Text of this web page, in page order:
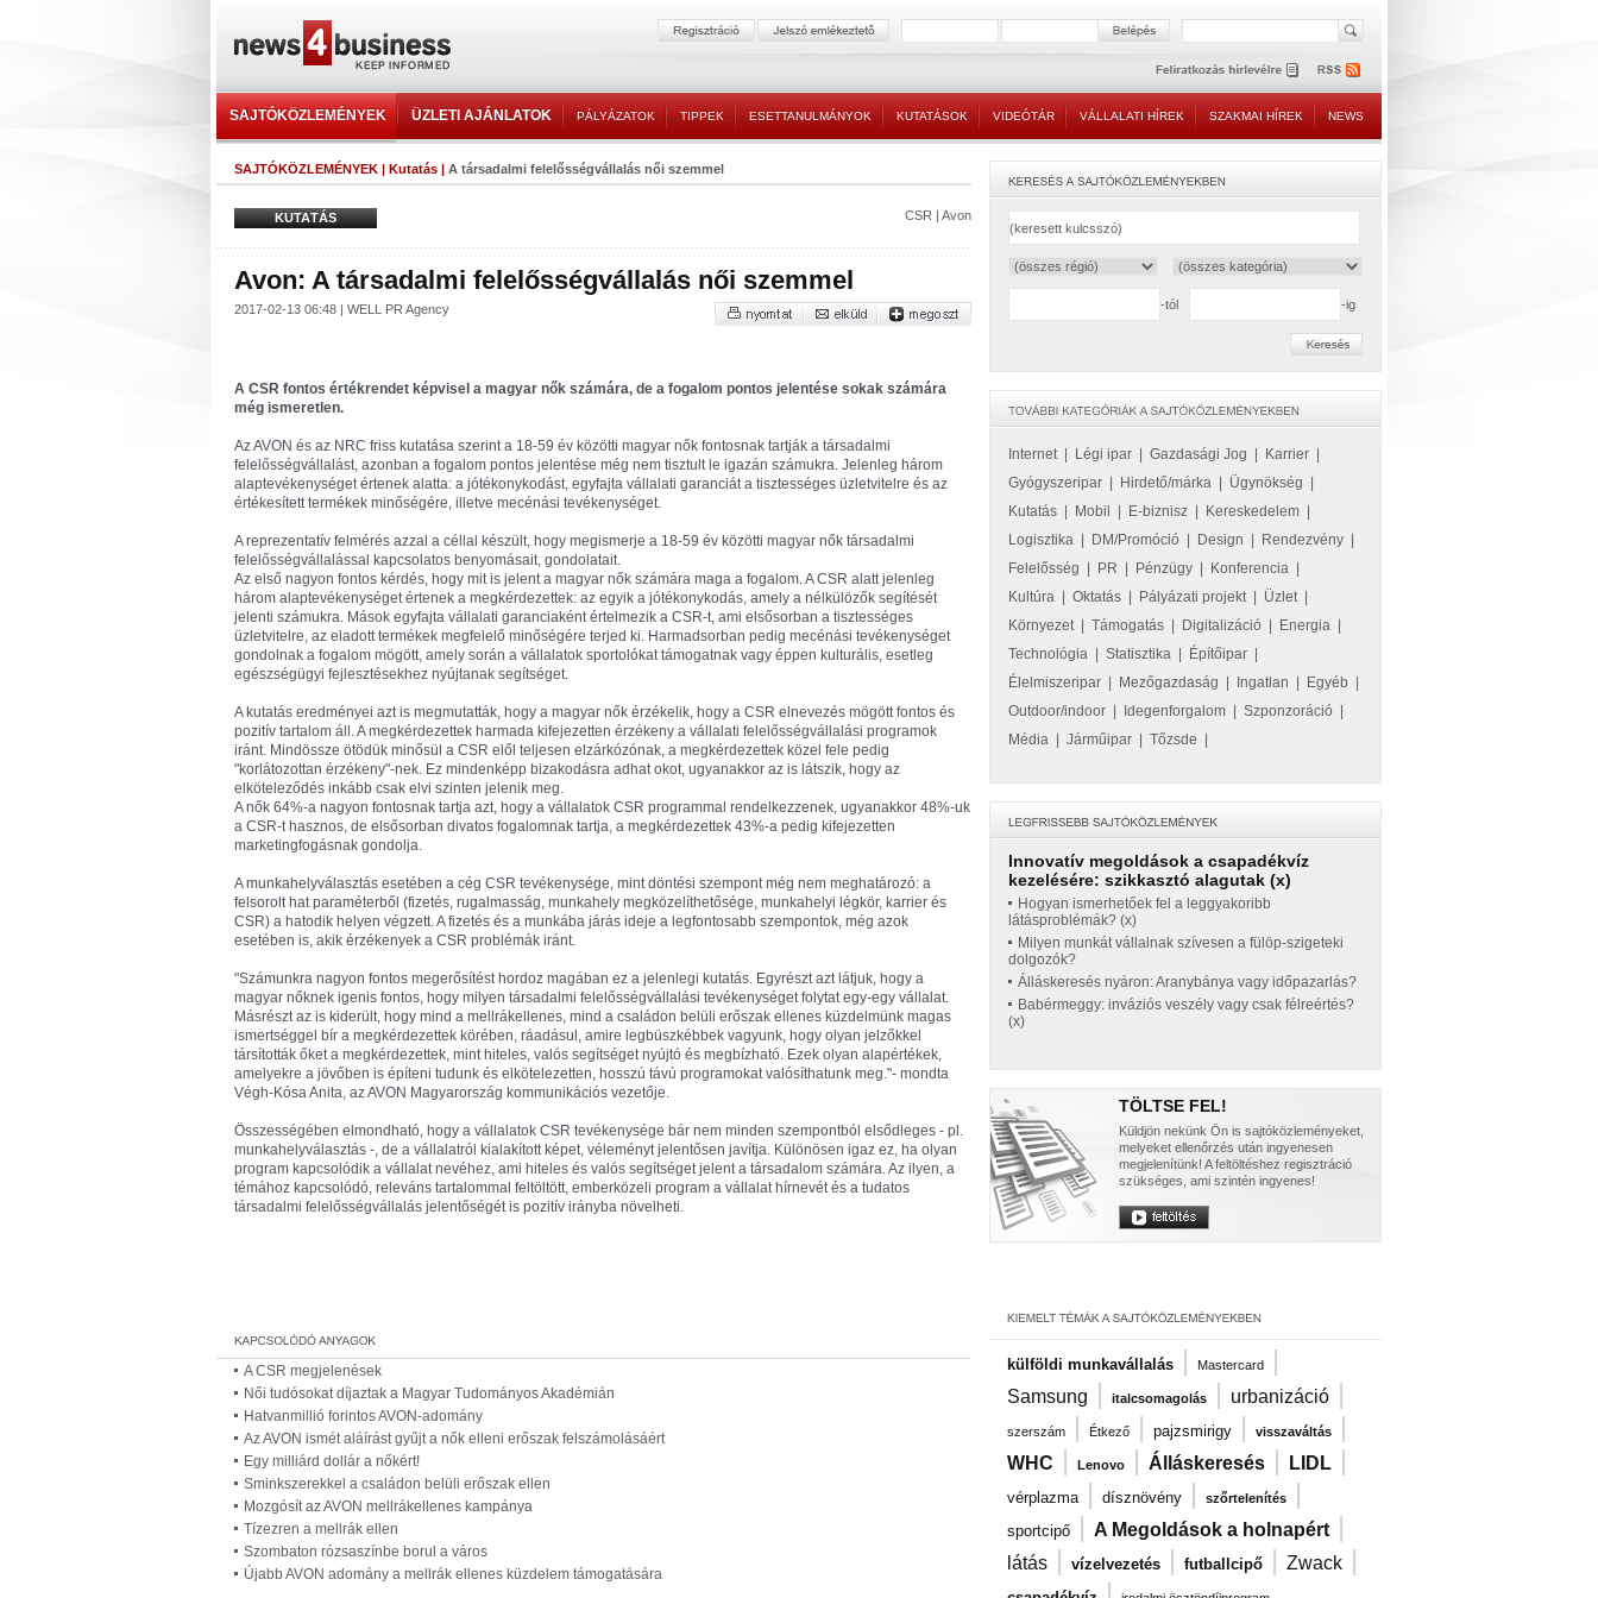
SAJTÓKÖZLEMÉNYEK ÜZLETI AJÁNLATOK PÁLYÁZATOK TIPPEK ESETTANULMÁNYOK KUTATÁSOK VIDEÓTÁR VÁLLALATI HÍREK SZAKMAI HÍREK NEWS
SAJTÓKÖZLEMÉNYEK | Kutatás | A társadalmi felelősségvállalás női szemmel
KUTATÁS CSR | Avon
Avon: A társadalmi felelősségvállalás női szemmel
2017-02-13 06:48 | WELL PR Agency
A CSR fontos értékrendet képvisel a magyar nők számára, de a fogalom pontos jelentése sokak számára
még ismeretlen.
Az AVON és az NRC friss kutatása szerint a 18-59 év közötti magyar nők fontosnak tartják a társadalmi
felelősségvállalást, azonban a fogalom pontos jelentése még nem tisztult le igazán számukra. Jelenleg három
alaptevékenységet értenek alatta: a jótékonykodást, egyfajta vállalati garanciát a tisztességes üzletvitelre és az
értékesített termékek minőségére, illetve mecénási tevékenységet.
A reprezentatív felmérés azzal a céllal készült, hogy megismerje a 18-59 év közötti magyar nők társadalmi
felelősségvállalással kapcsolatos benyomásait, gondolatait.
Az első nagyon fontos kérdés, hogy mit is jelent a magyar nők számára maga a fogalom. A CSR alatt jelenleg
három alaptevékenységet értenek a megkérdezettek: az egyik a jótékonykodás, amely a nélkülözők segítését
jelenti számukra. Mások egyfajta vállalati garanciaként értelmezik a CSR-t, ami elsősorban a tisztességes
üzletvitelre, az eladott termékek megfelelő minőségére terjed ki. Harmadsorban pedig mecénási tevékenységet
gondolnak a fogalom mögött, amely során a vállalatok sportolókat támogatnak vagy éppen kulturális, esetleg
egészségügyi fejlesztésekhez nyújtanak segítséget.
A kutatás eredményei azt is megmutatták, hogy a magyar nők érzékelik, hogy a CSR elnevezés mögött fontos és
pozitív tartalom áll. A megkérdezettek harmada kifejezetten érzékeny a vállalati felelősségvállalási programok
iránt. Mindössze ötödük minősül a CSR elől teljesen elzárkózónak, a megkérdezettek közel fele pedig
"korlátozottan érzékeny"-nek. Ez mindenképp bizakodásra adhat okot, ugyanakkor az is látszik, hogy az
elköteleződés inkább csak elvi szinten jelenik meg.
A nők 64%-a nagyon fontosnak tartja azt, hogy a vállalatok CSR programmal rendelkezzenek, ugyanakkor 48%-uk
a CSR-t hasznos, de elsősorban divatos fogalomnak tartja, a megkérdezettek 43%-a pedig kifejezetten
marketingfogásnak gondolja.
A munkahelyválasztás esetében a cég CSR tevékenysége, mint döntési szempont még nem meghatározó: a
felsorolt hat paraméterből (fizetés, rugalmasság, munkahely megközelíthetősége, munkahelyi légkör, karrier és
CSR) a hatodik helyen végzett. A fizetés és a munkába járás ideje a legfontosabb szempontok, még azok
esetében is, akik érzékenyek a CSR problémák iránt.
"Számunkra nagyon fontos megerősítést hordoz magában ez a jelenlegi kutatás. Egyrészt azt látjuk, hogy a
magyar nőknek igenis fontos, hogy milyen társadalmi felelősségvállalási tevékenységet folytat egy-egy vállalat.
Másrészt az is kiderült, hogy mind a mellrákellenes, mind a családon belüli erőszak ellenes küzdelmünk magas
ismertséggel bír a megkérdezettek körében, ráadásul, amire legbüszkébbek vagyunk, hogy olyan jelzőkkel
társították őket a megkérdezettek, mint hiteles, valós segítséget nyújtó és megbízható. Ezek olyan alapértékek,
amelyekre a jövőben is építeni tudunk és elkötelezetten, hosszú távú programokat valósíthatunk meg."- mondta
Végh-Kósa Anita, az AVON Magyarország kommunikációs vezetője.
Összességében elmondható, hogy a vállalatok CSR tevékenysége bár nem minden szempontból elsődleges - pl.
munkahelyválasztás -, de a vállalatról kialakított képet, véleményt jelentősen javítja. Különösen igaz ez, ha olyan
program kapcsolódik a vállalat nevéhez, ami hiteles és valós segítséget jelent a társadalom számára. Az ilyen, a
témához kapcsolódó, releváns tartalommal feltöltött, emberközeli program a vállalat hírnevét és a tudatos
társadalmi felelősségvállalás jelentőségét is pozitív irányba növelheti.
A CSR megjelenések
Női tudósokat díjaztak a Magyar Tudományos Akadémián
Hatvanmillió forintos AVON-adomány
Az AVON ismét aláírást gyűjt a nők elleni erőszak felszámolásáért
Egy milliárd dollár a nőkért!
Sminkszerekkel a családon belüli erőszak ellen
Mozgósít az AVON mellrákellenes kampánya
Tízezren a mellrák ellen
Szombaton rózsaszínbe borul a város
Újabb AVON adomány a mellrák ellenes küzdelem támogatására
-tól -ig
Internet| Légi ipar Gazdasági Jog Karrier
Gyógyszeripar
Hirdető/márka Ügynökség
Kutatás
Mobil E-biznisz Kereskedelem
Logisztika
DM/Promóció Design Rendezvény
Felelősség
PR Pénzügy Konferencia
Kultúra
Oktatás Pályázati projekt| Üzlet|
Környezet| Támogatás Digitalizáció Energia
Technológia
Statisztika Építőipar
Élelmiszeripar
Mezőgazdaság Ingatlan Egyéb
Outdoor/indoor
Idegenforgalom Szponzoráció
Média
Járműipar Tőzsde
Innovatív megoldások a csapadékvíz
kezelésére: szikkasztó alagutak (x)
Hogyan ismerhetőek fel a leggyakoribb
látásproblémák? (x)
Milyen munkát vállalnak szívesen a fülöp-szigeteki
dolgozók?
Álláskeresés nyáron: Aranybánya vagy időpazarlás?
Babérmeggy: inváziós veszély vagy csak félreértés?
(x)
TÖLTSE FEL!
Küldjön nekünk Ön is sajtóközleményeket,
melyeket ellenőrzés után ingyenesen
megjelenítünk! A feltöltéshez regisztráció
szükséges, ami szintén ingyenes!
külföldi munkavállalás | Mastercard |
Samsung | italcsomagolás | urbanizáció |
szerszám | Étkező | pajzsmirigy | visszaváltás |
WHC | Lenovo | Álláskeresés | LIDL |
vérplazma | dísznövény | szőrtelenítés |
sportcipő | A Megoldások a holnapért |
látás | vízelvezetés | futballcipő | Zwack |